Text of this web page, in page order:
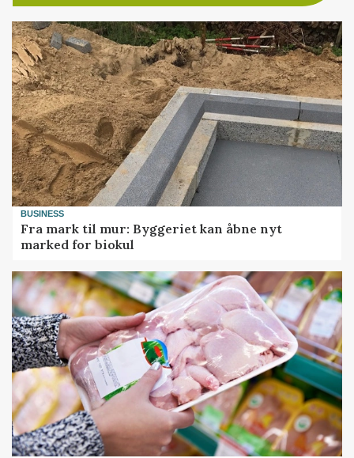
BUSINESS
Fra mark til mur: Byggeriet kan åbne nyt
marked for biokul